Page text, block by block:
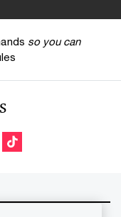
so you can